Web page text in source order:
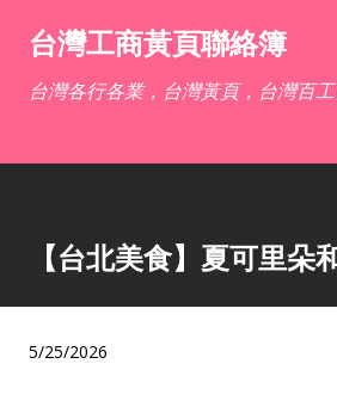
跳到主要內容
台灣工商黃頁聯絡簿
台灣各行各業，台灣黃頁，台灣百工
【台北美食】夏可里朵
5/25/2026